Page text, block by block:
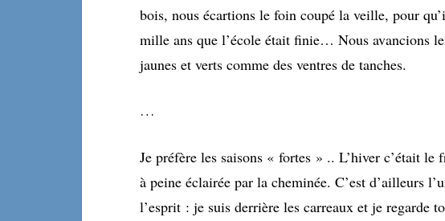
bois, nous écartions le foin coupé la veille, pour
mille ans que l’école était finie… Nous avancions
jaunes et verts comme des ventres de tanches.
…
Je préfère les saisons « fortes » .. L’hiver c’était
à peine éclairée par la cheminée. C’est d’ailleurs
l’esprit : je suis derrière les carreaux et je regarde